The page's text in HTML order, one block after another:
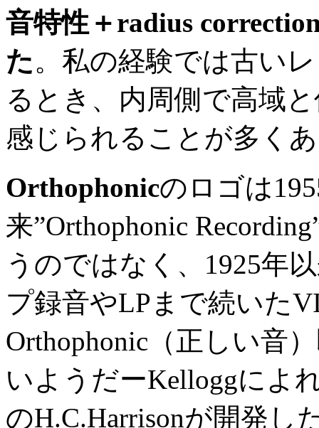
音特性＋radius
た。私の経験では古い
るとき、内周側で高域
感じられることが多く
Orthophonicのロゴは
来”Orthophonic
うのではなく、1925年
プ録音やLPまで続いた
Orthophonic（正しい音
いようだーKelloggによ
のH.C.Harrisonが開発し